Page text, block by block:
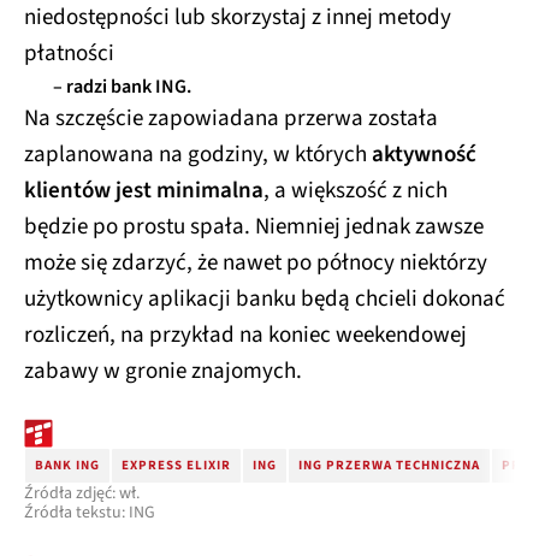
niedostępności lub skorzystaj z innej metody
płatności
– radzi bank ING.
Na szczęście zapowiadana przerwa została
zaplanowana na godziny, w którychaktywność
klientów jest minimalna, a większość z nich
będzie po prostu spała. Niemniej jednak zawsze
może się zdarzyć, że nawet po północy niektórzy
użytkownicy aplikacji banku będą chcieli dokonać
rozliczeń, na przykład na koniec weekendowej
zabawy w gronie znajomych.
BANK ING EXPRESS ELIXIR ING ING PRZERWA TECHNICZNA
Źródła zdjęć: wł.
Źródła tekstu: ING